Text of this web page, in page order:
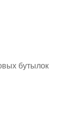
бутылок